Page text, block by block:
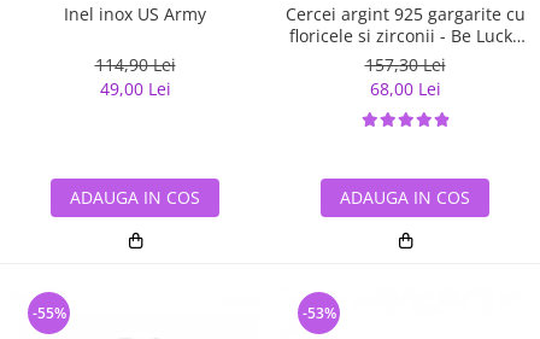
Inel inox US Army
114,90 Lei
49,00 Lei
ADAUGA IN COS
Cercei argint 925 gargarite cu
floricele si zirconii - Be Lucky
EST0022
157,30 Lei
68,00 Lei
ADAUGA IN COS
-55% -53%